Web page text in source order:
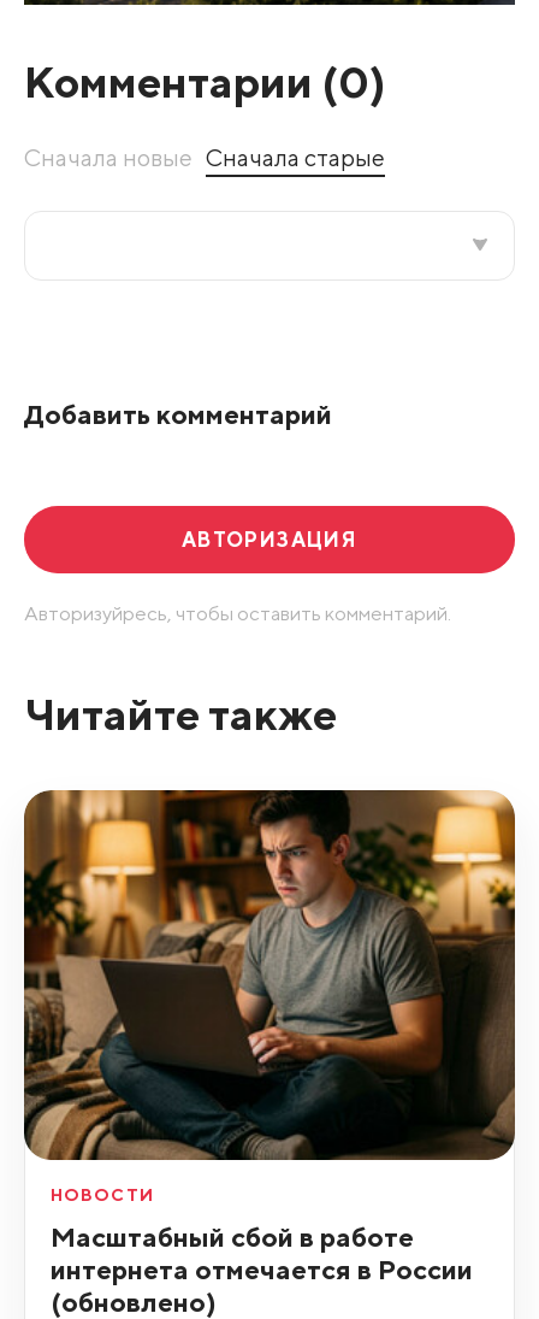
Комментарии (0)
Сначала новые Сначала старые
Добавить комментарий
АВТОРИЗАЦИЯ
Авторизуйресь, чтобы оставить комментарий.
Читайте также
НОВОСТИ
Масштабный сбой в работе
интернета отмечается в России
(обновлено)